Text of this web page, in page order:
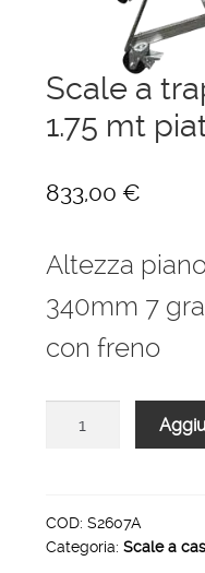
Articoli per la casa
Scale a
1.75 mt
833,00 €
Altezza
340mm 7
con freno
altezza
piano
COD: S2607A
Categoria: Scale a